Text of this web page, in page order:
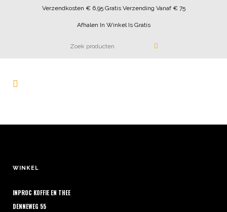
Verzendkosten € 6,95 Gratis Verzending Vanaf € 75
Afhalen In Winkel Is Gratis
WINKEL
INPROC KOFFIE EN THEE
DENNEWEG 55